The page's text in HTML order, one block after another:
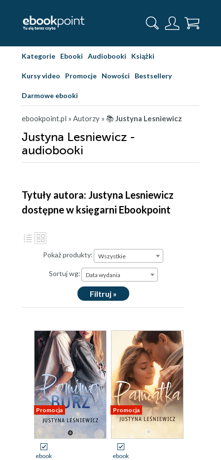
Kategorie Ebooki Audiobooki Książki
Kursy video Promocje Nowości Bestsellery
Darmowe ebooki
ebookpoint.pl » Autorzy » 📚Justyna Lesniewicz
Justyna Lesniewicz -
audiobooki
Tytuły autora: Justyna Lesniewicz
dostępne w księgarni Ebookpoint
Pokaż produkty: Wszystkie
Sortuj wg: Data wydania
Filtruj »
Promocja
ebook
Promocja
ebook